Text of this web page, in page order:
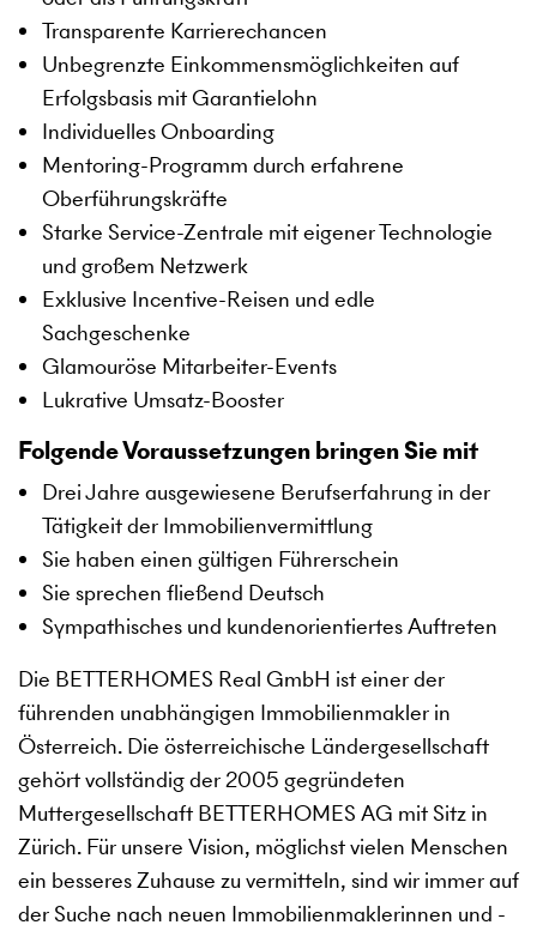
Transparente Karrierechancen
Unbegrenzte Einkommensmöglichkeiten auf
Erfolgsbasis mit Garantielohn
Individuelles Onboarding
Mentoring-Programm durch erfahrene
Oberführungskräfte
Starke Service-Zentrale mit eigener Technologie
und großem Netzwerk
Exklusive Incentive-Reisen und edle
Sachgeschenke
Glamouröse Mitarbeiter-Events
Lukrative Umsatz-Booster
Folgende Voraussetzungen bringen Sie mit
Drei Jahre ausgewiesene Berufserfahrung in der
Tätigkeit der Immobilienvermittlung
Sie haben einen gültigen Führerschein
Sie sprechen fließend Deutsch
Sympathisches und kundenorientiertes Auftreten
Die BETTERHOMES Real GmbH ist einer der
führenden unabhängigen Immobilienmakler in
Österreich. Die österreichische Ländergesellschaft
gehört vollständig der 2005 gegründeten
Muttergesellschaft BETTERHOMES AG mit Sitz in
Zürich. Für unsere Vision, möglichst vielen Menschen
ein besseres Zuhause zu vermitteln, sind wir immer auf
der Suche nach neuen Immobilienmaklerinnen und -